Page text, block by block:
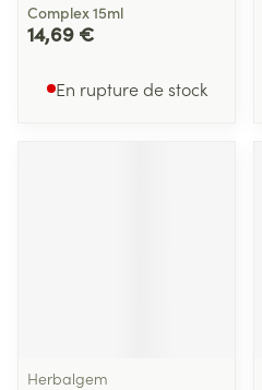
Complex 15ml
14,69 €
En rupture de stock
Herbalgem